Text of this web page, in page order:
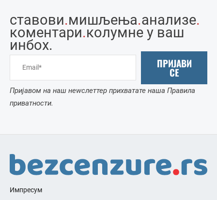
ставови.мишљења.анализе.
коментари.колумне у ваш
инбоx.
ПРИЈАВИ
СЕ
Пријавом на наш неwслеттер прихватате наша Правила
приватности.
Импресум